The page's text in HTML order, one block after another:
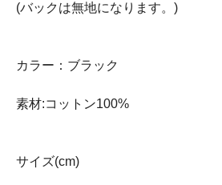
(バックは無地になります。)
カラー：ブラック
素材:コットン100%
サイズ(cm)